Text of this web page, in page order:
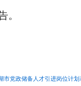
。
市党政储备人才引进岗位计